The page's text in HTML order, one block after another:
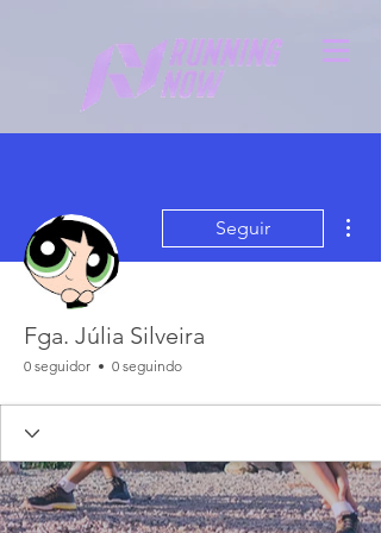
Seguir
Fga. Júlia Silveira
0 seguidor 0 seguindo